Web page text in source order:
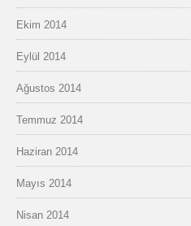
Ekim 2014
Eylül 2014
Ağustos 2014
Temmuz 2014
Haziran 2014
Mayıs 2014
Nisan 2014